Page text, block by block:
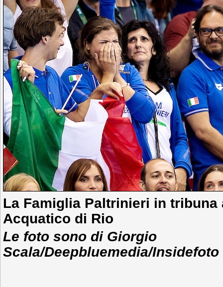
La Famiglia Paltrinieri in
Acquatico di Rio
Le foto sono di Giorgio
Scala/Deepbluemedia/Insidefoto